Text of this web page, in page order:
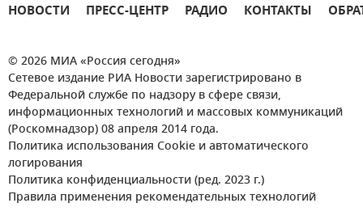
НОВОСТИ ПРЕСС-ЦЕНТР РАДИО КОНТАКТЫ
© 2026 МИА «Россия сегодня»
Сетевое издание РИА Новости зарегистрировано в
Федеральной службе по надзору в сфере связи,
информационных технологий и массовых коммуникаций
(Роскомнадзор) 08 апреля 2014 года.
Политика использования Cookie и автоматического
логирования
Политика конфиденциальности (ред. 2023 г.)
Правила применения рекомендательных технологий